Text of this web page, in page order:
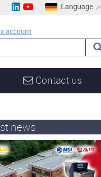
Language
account
Contact us
news